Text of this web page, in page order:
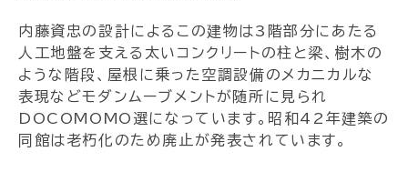
内藤資忠の設計によるこの建物は3階部分にあたる
人工地盤を支える太いコンクリートの柱と梁、樹木の
ような階段、屋根に乗った空調設備のメカニカルな
表現などモダンムーブメントが随所に見られ
DOCOMOMO選になっています。昭和42年建築の
同館は老朽化のため廃止が発表されています。